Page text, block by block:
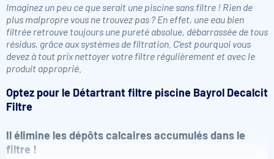
Imaginez un peu ce que serait une piscine sans filtre ! Rien de
plus malpropre vous ne trouvez pas ? En effet, une eau bien
filtrée retrouve toujours une pureté absolue, débarrassée de tous
résidus, grâce aux systèmes de filtration. C'est pourquoi vous
devez à tout prix nettoyer votre filtre régulièrement et avec le
produit approprié.
Optez pour le Détartrant filtre piscine Bayrol Decalcit
Filtre
Il élimine les dépôts calcaires accumulés dans le
filtre !